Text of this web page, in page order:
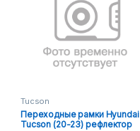
Tucson
Переходные рамки Hyundai
Tucson (20-23) рефлектор